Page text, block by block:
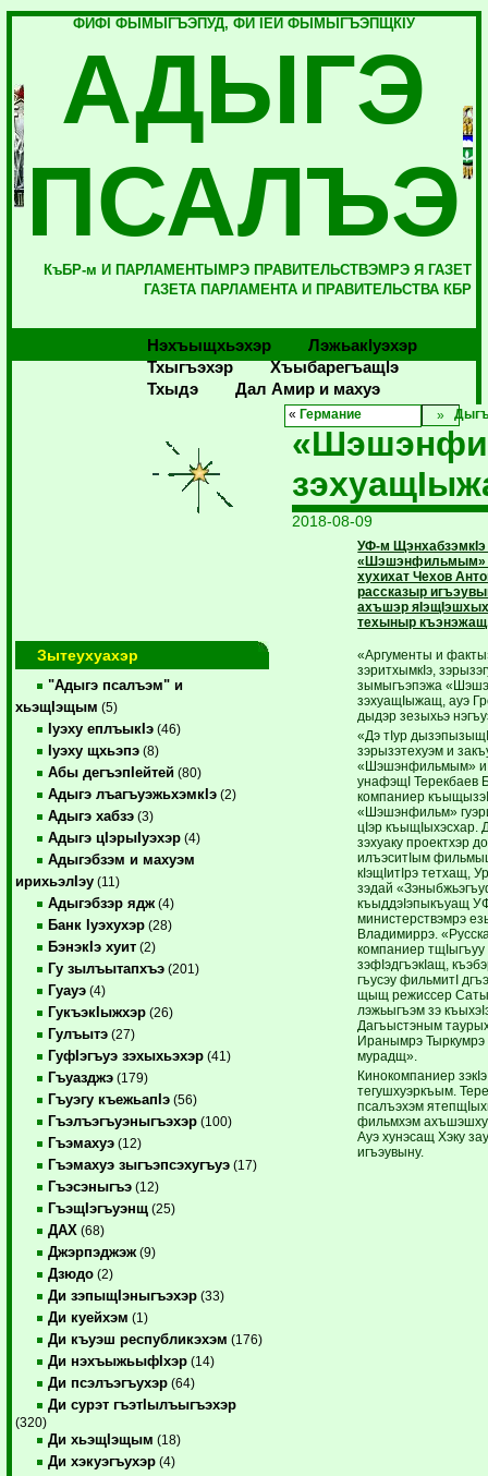
ФИФI ФЫМЫГЪЭПУД, ФИ IЕЙ ФЫМЫГЪЭПЩКIУ
АДЫГЭ
ПСАЛЪЭ
КъБР-м И ПАРЛАМЕНТЫМРЭ ПРАВИТЕЛЬСТВЭМРЭ Я ГАЗЕТ
ГАЗЕТА ПАРЛАМЕНТА И ПРАВИТЕЛЬСТВА КБР
Нэхъыщхьэхэр
Лэжьакlуэхэр
Тхыгъэхэр
Хъыбарегъащlэ
Тхыдэ
Дал Амир и махуэ
Зытеухуахэр
"Адыгэ псалъэм" и
хьэщIэщым (5)
Iуэху еплъыкIэ (46)
Iуэху щхьэпэ (8)
Абы дегъэпIейтей (80)
Адыгэ лъагъуэжьхэмкIэ (2)
Адыгэ хабзэ (3)
Адыгэ цIэрыIуэхэр (4)
Адыгэбзэм и махуэм
ирихьэлIэу (11)
Адыгэбзэр ядж (4)
Банк Iуэхухэр (28)
БэнэкIэ хуит (2)
Гу зылъытапхъэ (201)
Гуауэ (4)
ГукъэкIыжхэр (26)
Гулъытэ (27)
ГуфIэгъуэ зэхыхьэхэр (41)
Гъуазджэ (179)
Гъуэгу къежьапIэ (56)
Гъэлъэгъуэныгъэхэр (100)
Гъэмахуэ (12)
Гъэмахуэ зыгъэпсэхугъуэ (17)
Гъэсэныгъэ (12)
ГъэщIэгъуэнщ (25)
ДАХ (68)
Джэрпэджэж (9)
Дзюдо (2)
Ди зэпыщIэныгъэхэр (33)
Ди куейхэм (1)
Ди къуэш республикэхэм (176)
Ди нэхъыжьыфIхэр (14)
Ди псэлъэгъухэр (64)
Ди сурэт гъэтIылъыгъэхэр
(320)
Ди хьэщIэщым (18)
Ди хэкуэгъухэр (4)
« Германие
2018-08-09
УФ-м ЩэнхабзэмкIэ
«Шэшэнфильмым»
хухихат Чехов
рассказыр
ахъшэр
техыныр
«Аргументы и
зэритхымкIэ,
зымыгъэпэжа
зэхуащIыжащ, ауэ
дыдэр зезыхьэ
«Дэ тIур
зэрызэтехуэм и
«Шэшэнфильмым» и
унафэщI Терекбаев
компаниер
«Шэшэнфильм»
цIэр къыщIыхэсхар.
зэхуаку проектхэр
илъэситIым
кIэщIитIрэ тетхащ,
зэдай
къыддэIэпыкъуащ
министерствэмрэ
Владимиррэ.
компаниер тщIыгъуу
зэфIэдгъэкIащ,
гъусэу фильмитI
щыщ режиссер
лэжьыгъэм зэ
Дагъыстэным
Иранымрэ
мурадщ».
Кинокомпаниер
тегушхуэркъым.
псалъэхэм
фильмхэм
Ауэ хунэсащ Хэку
игъэувыну.